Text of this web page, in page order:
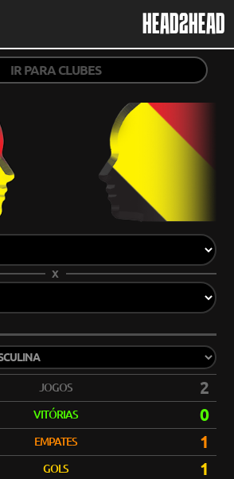
HEAD2HEAD
IR PARA CLUBES
X
JOGOS
2
VITÓRIAS
0
EMPATES
1
GOLS 1